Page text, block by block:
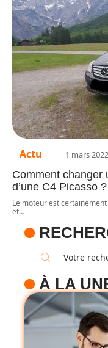
Actu 1 mars 2022
Comment changer
d’une C4 Picasso ?
Le moteur est
et…
À LA